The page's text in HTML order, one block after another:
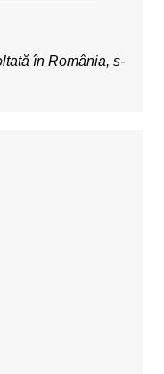
în România, s-